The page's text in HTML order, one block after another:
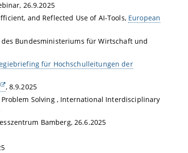
26.9.2025
and Reflected Use of AI-Tools, European
Bundesministeriums für Wirtschaft und
für Hochschulleitungen der
, 8.9.2025
Solving , International Interdisciplinary
Bamberg, 26.6.2025